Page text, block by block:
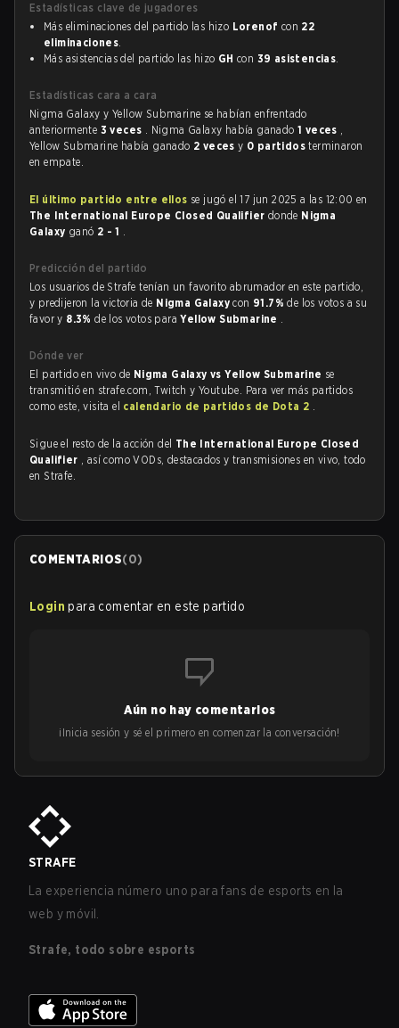
Estadísticas clave de jugadores
Más eliminaciones del partido las hizo Lorenof con 22
eliminaciones.
Más asistencias del partido las hizo GH con 39 asistencias.
Estadísticas cara a cara
Nigma Galaxy y Yellow Submarine se habían enfrentado
anteriormente 3 veces . Nigma Galaxy había ganado1 veces ,
Yellow Submarine había ganado 2 vecesy 0 partidosterminaron
en empate.
El último partido entre ellos se jugó el 17 jun 2025 a las 12:00 en
The International Europe Closed Qualifier donde Nigma
Galaxy ganó 2 - 1 .
Predicción del partido
Los usuarios de Strafe tenían un favorito abrumador en este partido,
y predijeron la victoria de Nigma Galaxycon 91.7%de los votos a su
favor y 8.3%de los votos paraYellow Submarine .
Dónde ver
El partido en vivo de Nigma Galaxy vs Yellow Submarine se
transmitió en strafe.com, Twitch y Youtube. Para ver más partidos
como este, visita el calendario de partidos de Dota 2 .
Sigue el resto de la acción del The International Europe Closed
Qualifier , así como VODs, destacados y transmisiones en vivo, todo
en Strafe.
COMENTARIOS(0)
Login para comentar en este partido
Aún no hay comentarios
¡Inicia sesión y sé el primero en comenzar la conversación!
STRAFE
La experiencia número uno para fans de esports en la
web y móvil.
Strafe, todo sobre esports